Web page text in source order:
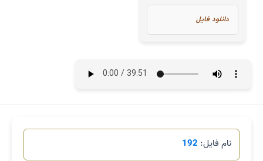
دانلود فایل
نام فایل: 192